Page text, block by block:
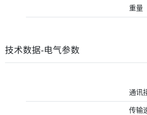
重量
技术数据-电气参数
通讯
传输